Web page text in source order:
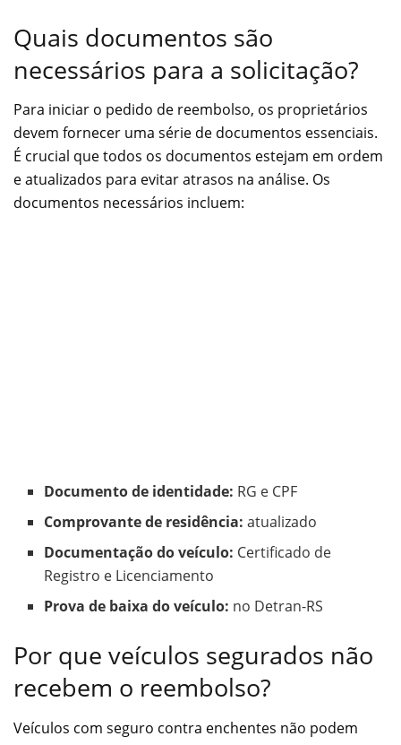
Quais documentos são
necessários para a solicitação?
Para iniciar o pedido de reembolso, os proprietários
devem fornecer uma série de documentos essenciais.
É crucial que todos os documentos estejam em ordem
e atualizados para evitar atrasos na análise. Os
documentos necessários incluem:
Documento de identidade: RG e CPF
Comprovante de residência: atualizado
Documentação do veículo: Certificado de
Registro e Licenciamento
Prova de baixa do veículo: no Detran-RS
Por que veículos segurados não
recebem o reembolso?
Veículos com seguro contra enchentes não podem